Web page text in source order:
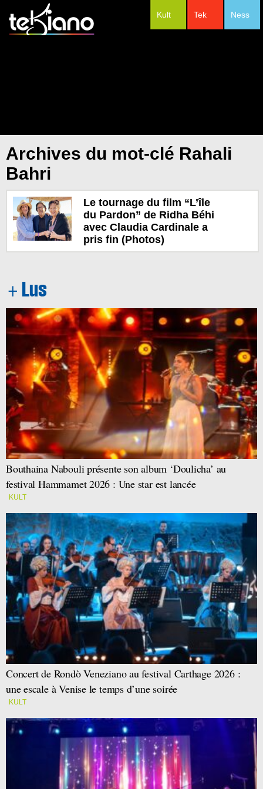
Ness
Tek
Kult
Archives du mot-clé Rahali
Bahri
Le tournage du film “L’île
du Pardon” de Ridha Béhi
avec Claudia Cardinale a
pris fin (Photos)
Bouthaina Nabouli présente son album ‘Doulicha’ au
festival Hammamet 2026 : Une star est lancée
KULT
Concert de Rondò Veneziano au festival Carthage 2026 :
une escale à Venise le temps d’une soirée
KULT